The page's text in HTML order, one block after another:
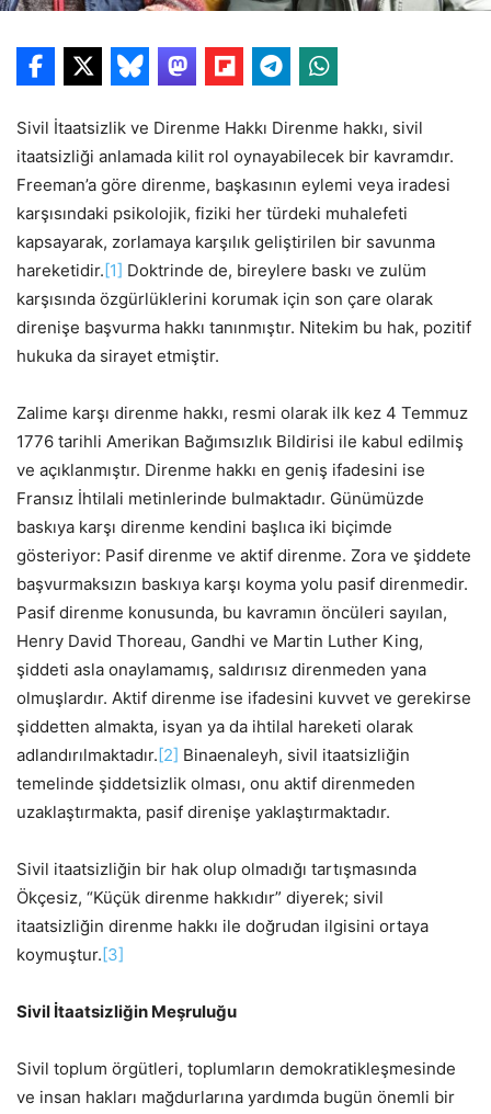
Sivil İtaatsizlik ve Direnme Hakkı Direnme hakkı, sivil
itaatsizliği anlamada kilit rol oynayabilecek bir kavramdır.
Freeman’a göre direnme, başkasının eylemi veya iradesi
karşısındaki psikolojik, fiziki her türdeki muhalefeti
kapsayarak, zorlamaya karşılık geliştirilen bir savunma
hareketidir. [1] Doktrinde de, bireylere baskı ve zulüm
karşısında özgürlüklerini korumak için son çare olarak
direnişe başvurma hakkı tanınmıştır. Nitekim bu hak, pozitif
hukuka da sirayet etmiştir.
Zalime karşı direnme hakkı, resmi olarak ilk kez 4 Temmuz
1776 tarihli Amerikan Bağımsızlık Bildirisi ile kabul edilmiş
ve açıklanmıştır. Direnme hakkı en geniş ifadesini ise
Fransız İhtilali metinlerinde bulmaktadır. Günümüzde
baskıya karşı direnme kendini başlıca iki biçimde
gösteriyor: Pasif direnme ve aktif direnme. Zora ve şiddete
başvurmaksızın baskıya karşı koyma yolu pasif direnmedir.
Pasif direnme konusunda, bu kavramın öncüleri sayılan,
Henry David Thoreau, Gandhi ve Martin Luther King,
şiddeti asla onaylamamış, saldırısız direnmeden yana
olmuşlardır. Aktif direnme ise ifadesini kuvvet ve gerekirse
şiddetten almakta, isyan ya da ihtilal hareketi olarak
adlandırılmaktadır. [2] Binaenaleyh, sivil itaatsizliğin
temelinde şiddetsizlik olması, onu aktif direnmeden
uzaklaştırmakta, pasif direnişe yaklaştırmaktadır.
Sivil itaatsizliğin bir hak olup olmadığı tartışmasında
Ökçesiz, “Küçük direnme hakkıdır” diyerek; sivil
itaatsizliğin direnme hakkı ile doğrudan ilgisini ortaya
koymuştur. [3]
Sivil İtaatsizliğin Meşruluğu
Sivil toplum örgütleri, toplumların demokratikleşmesinde
ve insan hakları mağdurlarına yardımda bugün önemli bir